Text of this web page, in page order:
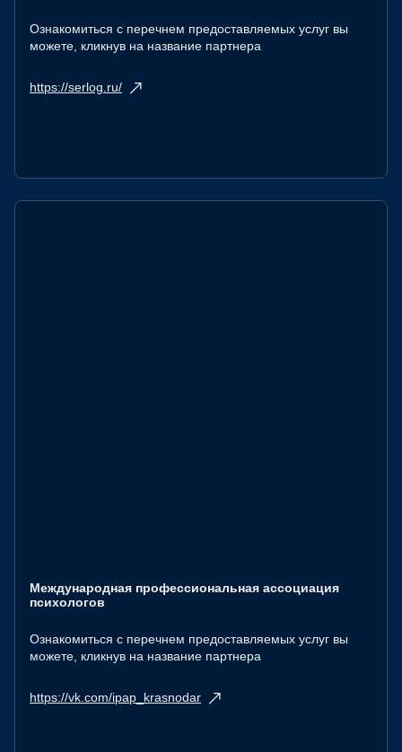
Ознакомиться с перечнем предоставляемых услуг вы
можете, кликнув на название партнера
https://serlog.ru/
Международная профессиональная ассоциация
психологов
Ознакомиться с перечнем предоставляемых услуг вы
можете, кликнув на название партнера
https://vk.com/ipap_krasnodar